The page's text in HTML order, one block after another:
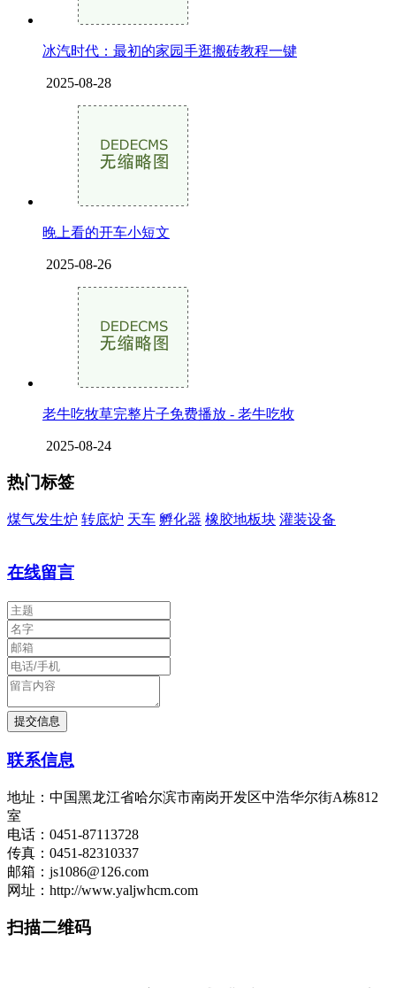
冰汽时代：最初的家园手逛搬砖教程一键
2025-08-28
晚上看的开车小短文
2025-08-26
老牛吃牧草完整片子免费播放 - 老牛吃牧
2025-08-24
热门标签
煤气发生炉 转底炉 天车 孵化器 橡胶地板块 灌装设备
在线留言
联系信息
地址：中国黑龙江省哈尔滨市南岗开发区中浩华尔街A栋812
室
电话：0451-87113728
传真：0451-82310337
邮箱：js1086@126.com
网址：http://www.yaljwhcm.com
扫描二维码